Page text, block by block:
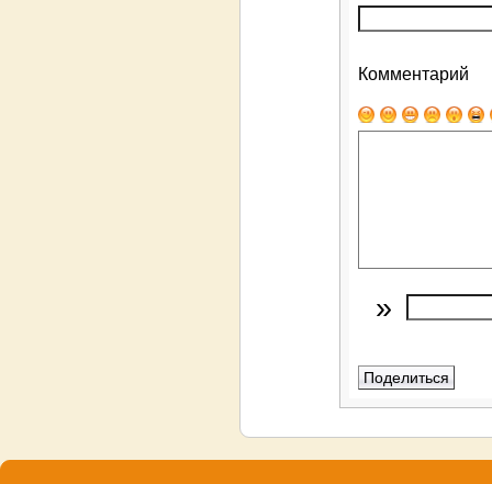
Комментарий
»